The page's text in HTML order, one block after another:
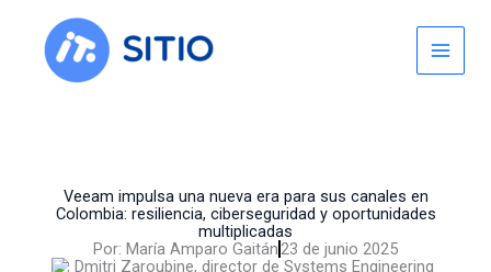
content
Veeam impulsa una nueva era para sus canales en
Colombia: resiliencia, ciberseguridad y oportunidades
multiplicadas
Por: María Amparo Gaitán23 de junio 2025